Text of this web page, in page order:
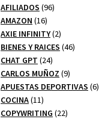
productos
AFILIADOS 9696
AMAZON 1616
productos
AXIE INFINITY 22
productos
BIENES Y RAICES 4646
CHAT GPT 2424
productos
CARLOS MUÑOZ 99
productos
APUESTAS DEPORTIVAS 66
COCINA 1111
productos
COPYWRITING 2222